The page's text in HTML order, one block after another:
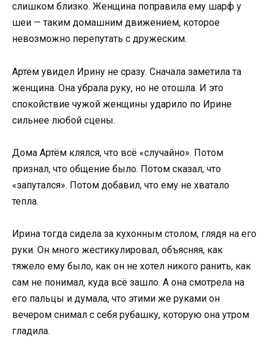
слишком близко. Женщина поправила ему шарф у
шеи — таким домашним движением, которое
невозможно перепутать с дружеским.
Артём увидел Ирину не сразу. Сначала заметила та
женщина. Она убрала руку, но не отошла. И это
спокойствие чужой женщины ударило по Ирине
сильнее любой сцены.
Дома Артём клялся, что всё «случайно». Потом
признал, что общение было. Потом сказал, что
«запутался». Потом добавил, что ему не хватало
тепла.
Ирина тогда сидела за кухонным столом, глядя на его
руки. Он много жестикулировал, объясняя, как
тяжело ему было, как он не хотел никого ранить, как
сам не понимал, куда всё зашло. А она смотрела на
его пальцы и думала, что этими же руками он
вечером снимал с себя рубашку, которую она утром
гладила.